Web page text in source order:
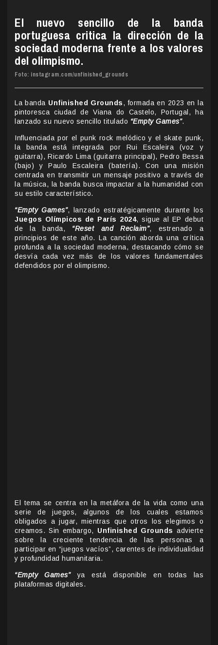
El nuevo sencillo de la banda
portuguesa critica la dirección de la
sociedad moderna frente a los valores
del olimpismo.
Foto: instagram.com/unfinished_grounds
La banda Unfinished Grounds, formada en 2023 en la
pintoresca ciudad de Viana do Castelo, Portugal, ha
lanzado su nuevo sencillo titulado “Empty Games”.
Influenciada por el punk rock melódico y el skate punk,
la banda está integrada por Rui Escaleira (voz y
guitarra), Ricardo Lima (guitarra principal), Pedro Bessa
(bajo) y Paulo Escaleira (batería). Con una misión
centrada en transmitir un mensaje positivo a través de
la música, la banda busca impactar a la humanidad con
su estilo característico.
“Empty Games”, lanzado estratégicamente durante los
Juegos Olímpicos de París 2024, sigue al EP debut
de la banda, “Reset and Reclaim”, estrenado a
principios de este año. La canción aborda una crítica
profunda a la sociedad moderna, destacando cómo se
desvía cada vez más de los valores fundamentales
defendidos por el olimpismo.
El tema se centra en la metáfora de la vida como una
serie de juegos, algunos de los cuales estamos
obligados a jugar, mientras que otros los elegimos o
creamos. Sin embargo, Unfinished Grounds advierte
sobre la creciente tendencia de las personas a
participar en “juegos vacíos”, carentes de individualidad
y profundidad humanitaria.
“Empty Games”ya está disponible en todas las
plataformas digitales.